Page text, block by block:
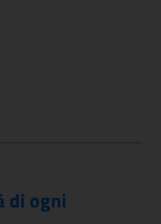
di ogni